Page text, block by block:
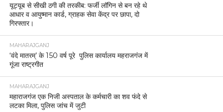
यूट्यूब से सीखी ठगी की तरकीब: फर्जी लॉगिन से बन रहे थे
आधार व आयुष्मान कार्ड, ग्राहक सेवा केंद्र पर छापा, दो
गिरफ्तार।
MAHARAJGANJ
‘वंदे मातरम्’ के 150 वर्ष पूरे पुलिस कार्यालय महराजगंज में
गूंजा राष्ट्रगीत
MAHARAJGANJ
महाराजगंज एक निजी अस्पताल के कर्मचारी का शव फंदे से
लटका मिला, पुलिस जांच में जुटी